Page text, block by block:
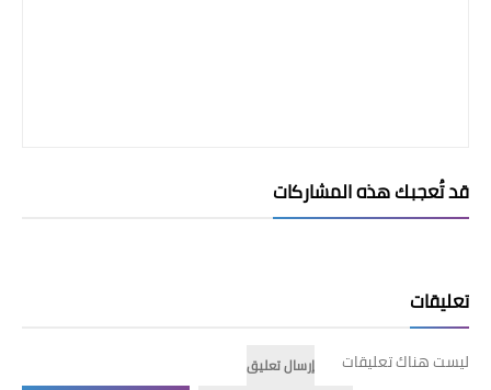
قد تُعجبك هذه المشاركات
تعليقات
ليست هناك تعليقات
إرسال تعليق